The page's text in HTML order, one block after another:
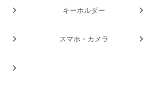
キーホルダー
スマホ・カメラ